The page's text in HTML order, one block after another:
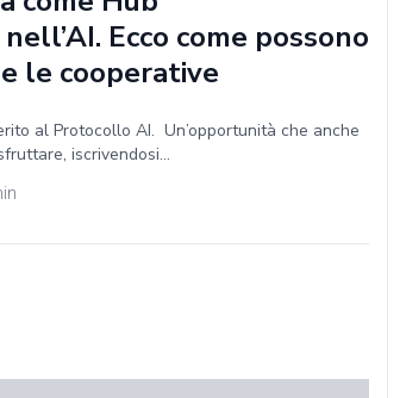
Ecco come possono
le cooperative
al Protocollo AI. Un’opportunità che anche
iscrivendosi...